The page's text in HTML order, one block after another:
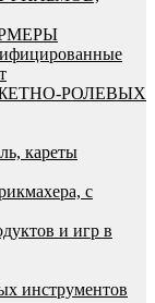
РОЛЕВЫХ
кареты
с
и игр в
инструментов